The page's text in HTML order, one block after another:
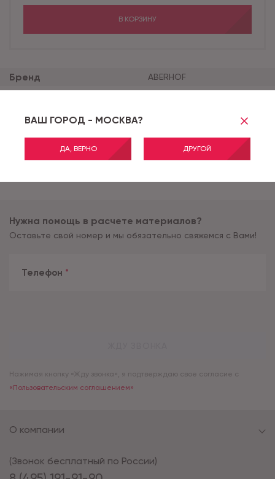
ВАШ ГОРОД - МОСКВА?
ДА, ВЕРНО ДРУГОЙ
Бренд ABERHOF
В КОРЗИНУ
Нужна помощь в расчете материалов?
Оставьте свой номер и мы обязательно свяжемся с Вами!
Телефон *
Нажимая кнопку «Жду звонка», я подтверждаю свое согласие с
«Пользовательским соглашением»
(Звонок бесплатный по России)
О компании